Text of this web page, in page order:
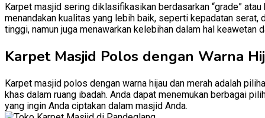
Karpet masjid sering diklasifikasikan berdasarkan “grade”
menandakan kualitas yang lebih baik, seperti kepadatan
tinggi, namun juga menawarkan kelebihan dalam hal keawetan
Karpet Masjid Polos dengan Warna
Karpet masjid polos dengan warna hijau dan merah adalah
khas dalam ruang ibadah. Anda dapat menemukan berbagai
yang ingin Anda ciptakan dalam masjid Anda.